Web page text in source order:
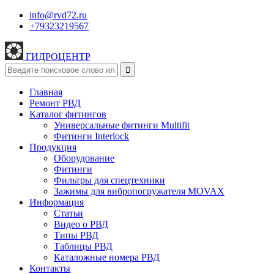
info@rvd72.ru
+79323219567
ГИДРОЦЕНТР
Главная
Ремонт РВД
Каталог фитингов
Универсальные фитинги Multifit
Фитинги Interlock
Продукция
Оборудование
Фитинги
Фильтры для спецтехники
Зажимы для вибропогружателя MOVAX
Информация
Статьи
Видео о РВД
Типы РВД
Таблицы РВД
Каталожные номера РВД
Контакты